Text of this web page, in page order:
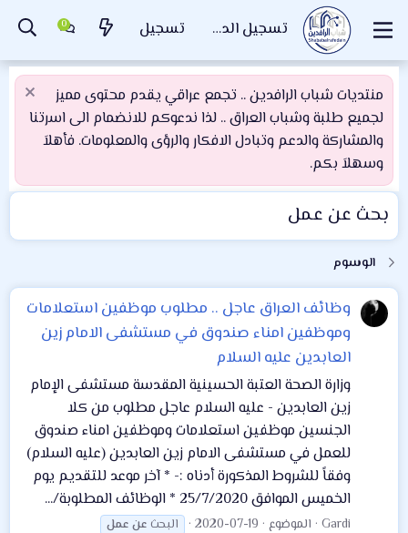
تسجيل الدخول تسجيل
منتديات شباب الرافدين .. تجمع عراقي يقدم محتوى مميز
لجميع طلبة وشباب العراق .. لذا ندعوكم للانضمام الى اسرتنا
والمشاركة والدعم وتبادل الافكار والرؤى والمعلومات. فأهلاَ
وسهلاَ بكم.
بحث عن عمل
الوسوم
وظائف العراق عاجل .. مطلوب موظفين استعلامات
وموظفين امناء صندوق في مستشفى الامام زين
العابدين عليه السلام
وزارة الصحة العتبة الحسينية المقدسة مستشفى الإمام
زين العابدين - عليه السلام عاجل مطلوب من كلا
الجنسين موظفين استعلامات وموظفين امناء صندوق
للعمل في مستشفى الامام زين العابدين (عليه السلام)
وفقاً للشروط المذكورة أدناه :- * آخر موعد للتقديم يوم
الخميس الموافق 25/7/2020 * الوظائف المطلوبة/...
Gardi الموضوع 2020-07-19 البحث عن عمل